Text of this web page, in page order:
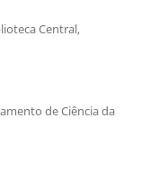
Central,
de Ciência da